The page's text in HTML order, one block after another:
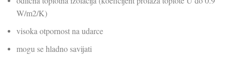
W/m2/K)
visoka otpornost na udarce
mogu se hladno savijati